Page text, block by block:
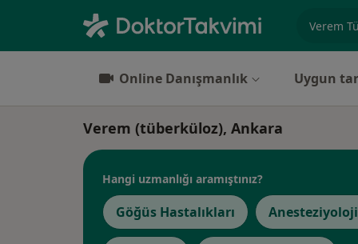
Online Danışmanlık Uygun
Verem (tüberküloz), Ankara
Hangi uzmanlığı aramıştınız?
Göğüs Hastalıkları